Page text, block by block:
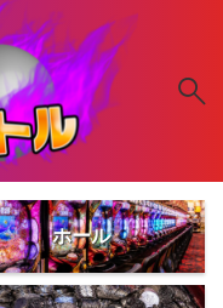
ホール